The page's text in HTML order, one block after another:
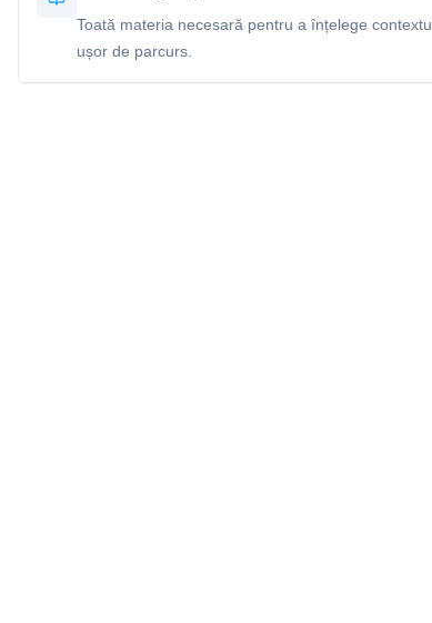
Toată materia necesară pentru a înțelege
ușor de parcurs.